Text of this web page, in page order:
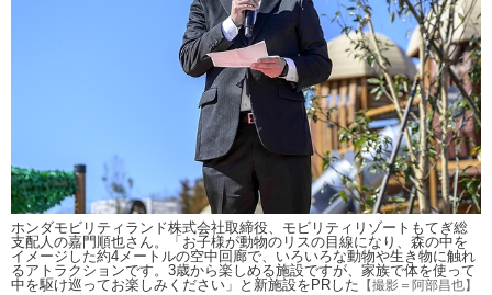
ホンダモビリティランド株式会社取締役、モビリティリゾートもてぎ総
支配人の嘉門順也さん。「お子様が動物のリスの目線になり、森の中を
イメージした約4メートルの空中回廊で、いろいろな動物や生き物に触れ
るアトラクションです。3歳から楽しめる施設ですが、家族で体を使って
中を駆け巡ってお楽しみください」と新施設をPRした 【撮影＝阿部昌也】